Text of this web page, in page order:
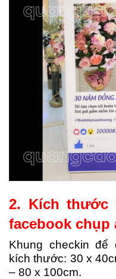
2. Kích thước
facebook chụp
Khung checkin
kích thước: 30 x
– 80 x 100cm.